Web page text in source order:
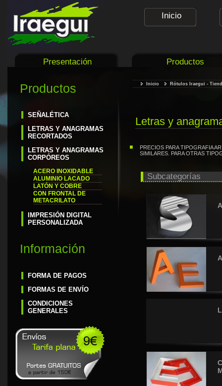
Rótulos Iraegui
Inicio
Presentación Productos
Inicio Rótulos Iraegui -
Letras y
PRECIOS PARA TIPOGRAFIA
SIMILARES. PARA OTRAS
Subcategorías
Productos
SEÑALÉTICA
LETRAS Y ANAGRAMAS
RECORTADOS
LETRAS Y ANAGRAMAS
CORPÓREOS
ACERO INOXIDABLE
ALUMINIO LACADO
LATÓN Y COBRE
CON FRONTAL DE
METACRILATO
IMPRESIÓN DIGITAL
PERSONALIZADA
Información
FORMA DE PAGOS
FORMAS DE ENVÍO
CONDICIONES
GENERALES